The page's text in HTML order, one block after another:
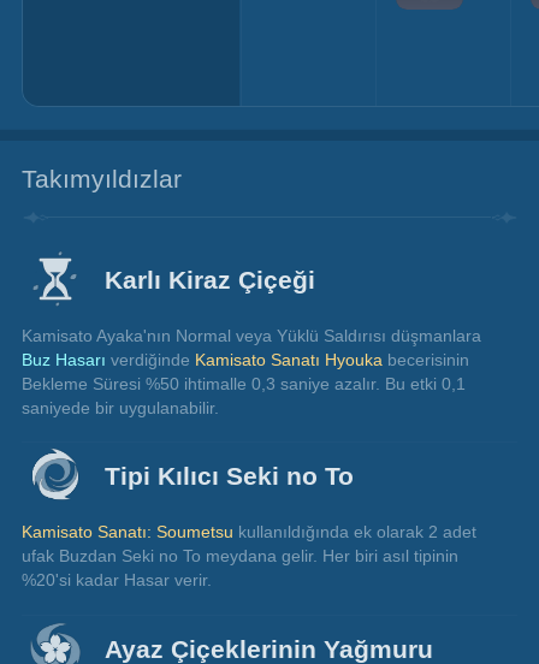
Takımyıldızlar
Karlı Kiraz Çiçeği
Kamisato Ayaka'nın Normal veya Yüklü Saldırısı düşmanlara
Buz Hasarı verdiğinde Kamisato Sanatı Hyouka becerisinin
Bekleme Süresi %50 ihtimalle 0,3 saniye azalır. Bu etki 0,1
saniyede bir uygulanabilir.
Tipi Kılıcı Seki no To
Kamisato Sanatı: Soumetsu kullanıldığında ek olarak 2 adet
ufak Buzdan Seki no To meydana gelir. Her biri asıl tipinin
%20'si kadar Hasar verir.
Ayaz Çiçeklerinin Yağmuru